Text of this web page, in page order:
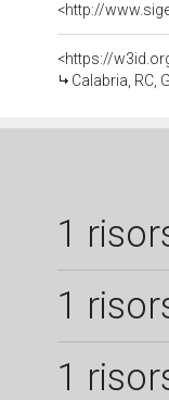
<https://
Calabria, RC,
1
1
1